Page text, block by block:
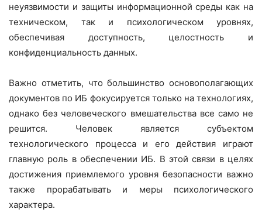
неуязвимости и защиты информационной среды как на
техническом, так и психологическом уровнях,
обеспечивая доступность, целостность и
конфиденциальность данных.
Важно отметить, что большинство основополагающих
документов по ИБ фокусируется только на технологиях,
однако без человеческого вмешательства все само не
решится. Человек является субъектом
технологического процесса и его действия играют
главную роль в обеспечении ИБ. В этой связи в целях
достижения приемлемого уровня безопасности важно
также прорабатывать и меры психологического
характера.